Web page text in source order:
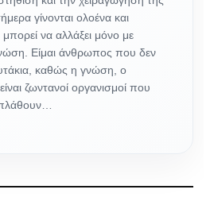
γίνονται ολοένα και
να αλλάξει μόνο με
Είμαι άνθρωπος που δεν
καθώς η γνώση, ο
ζωντανοί οργανισμοί που